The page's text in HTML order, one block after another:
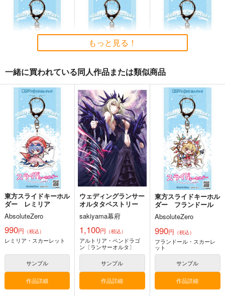
Fate/Grand Order ma
terial XXI
TYPE-MOON
Fate/Grand Order
サンプル
カート
蒐集
羊小屋
専売 787円（税込）
Fate/Grand Order
サンプル
カート
Fate Log Grand UNO
FFICIAL FANBOOK
act on
ギルガメッシュ
サンプル
カート
CHALDEA SKETCH 1
6
CLOSET CHILD
1,481 円
Fate/Grand Order
メタトロン・ジャンヌ
Fate/GOMEMO10
ワダメモ
（税込）
Fate/Grand Order
刑部姫 豪華客船へ行
く
んじゃめな本舗
605円（税込）
Fate/Grand Order
刑部姫
蘆屋道満
東方スライドキーホル
ダー 十六夜咲夜
AbsoluteZero
990円 （税込）
東方Project
十六夜咲夜
サンプル
カート
東方スライドキーホル
ダー 魂魄妖夢
AbsoluteZero
990円（税込）
東方Project 魂魄妖夢
サンプル
東方スライドキーホル
ダー 古明地さとり
AbsoluteZero
990円（税込）
東方Project
古明地さとり
サンプル
カート
もっと見る！
一緒に買われている同人作品または類似商品
東方スライドキーホル
ダー レミリア
AbsoluteZero
990円 （税込）
レミリア・スカーレット
サンプル
作品詳細
ウェディングランサー
オルタタペストリー
sakiyama幕府
1,100円 （税込）
アルトリア・ペンドラゴ
ン〔ランサーオルタ〕
サンプル
作品詳細
東方スライドキーホル
ダー フランドール
AbsoluteZero
990円 （税込）
フランドール・スカーレ
ット
サンプル
作品詳細